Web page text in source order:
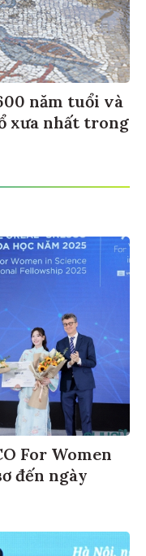
năm tuổi và
xưa nhất trong
For Women
đến ngày